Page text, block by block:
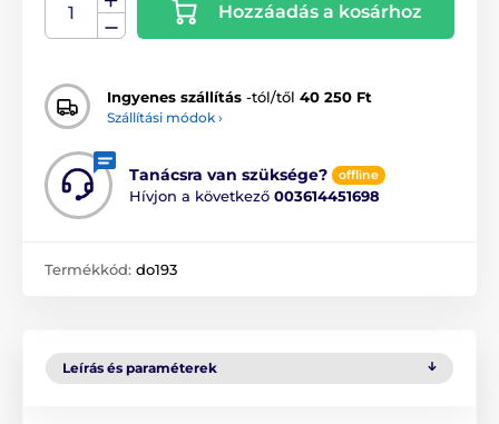
Hozzáadás a kosárhoz
Ingyenes szállítás -tól/től 40 250 Ft
Szállítási módok ›
Tanácsra van szüksége? offline
Hívjon a következő 003614451698
Termékkód: do193
Leírás és paraméterek